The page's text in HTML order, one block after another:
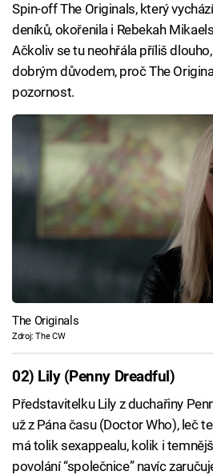
Spin-off The Originals, který
deníků, okořenila i Rebekah
Ačkoliv se tu neohřála příliš
dobrým důvodem, proč The
pozornost.
The Originals
Zdroj: The CW
02) Lily (Penny Dreadful)
Představitelku Lily z duchařiny
už z Pána času (Doctor Who), leč
má tolik sexappealu, kolik i
povolání “společnice” navíc